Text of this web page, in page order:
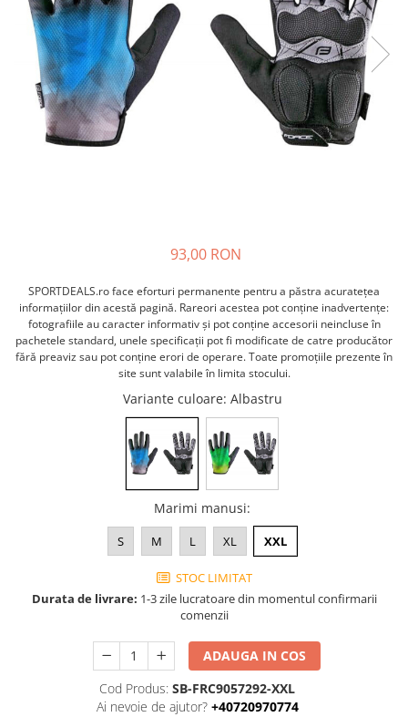
18" (varsta 5-7 ani)
16" (varsta 4-6 ani)
14" (varsta 3-5 ani)
12" (varsta 2-4 ani)
BALANCE BIKE (varsta 2-3 ani)
SONERII
ALTE ACCESORII
SUPORTI/STANDURI
SCAUNE COPII
COMPONENTE
ANVELOPE SI CAMERE
PIESE E-BIKE
ROTI SI PIESE
RULMENTI
SEI SI COMPONENTE
HANORACE
INCALTAMINTE
HUSE PANTOFI
PANTOFI CASUAL
PANTOFI CICLISM
MANUSI
ARMURI
PROTECTII COATE
PROTECTII GENUNCHI
ALTE PROTECTII
PANTALONI PROTECTIE
RECUPERARE SI INGRIJIRE
SEPCI /CACIULI / BANDANE
PROSOAPE FITNESS/YOGA
BANDAJE/PROTECTII/RECUPERARE
FLEXORI
SALTELE/COVOARE/PAVAJE
SPORT FIT
MASAJ
93,00 RON
SPORTDEALS.ro face eforturi permanente pentru a păstra acurateţea
informaţiilor din acestă pagină. Rareori acestea pot conţine inadvertenţe:
fotografiile au caracter informativ şi pot conţine accesorii neincluse în
pachetele standard, unele specificaţii pot fi modificate de catre producător
fără preaviz sau pot conţine erori de operare. Toate promoţiile prezente în
site sunt valabile în limita stocului.
Variante culoare: Albastru
Marimi manusi:
S M L XL XXL
STOC LIMITAT
Durata de livrare: 1-3 zile lucratoare din momentul confirmarii
comenzii
ADAUGA IN COS
Cod Produs: SB-FRC9057292-XXL
Ai nevoie de ajutor? +40720970774